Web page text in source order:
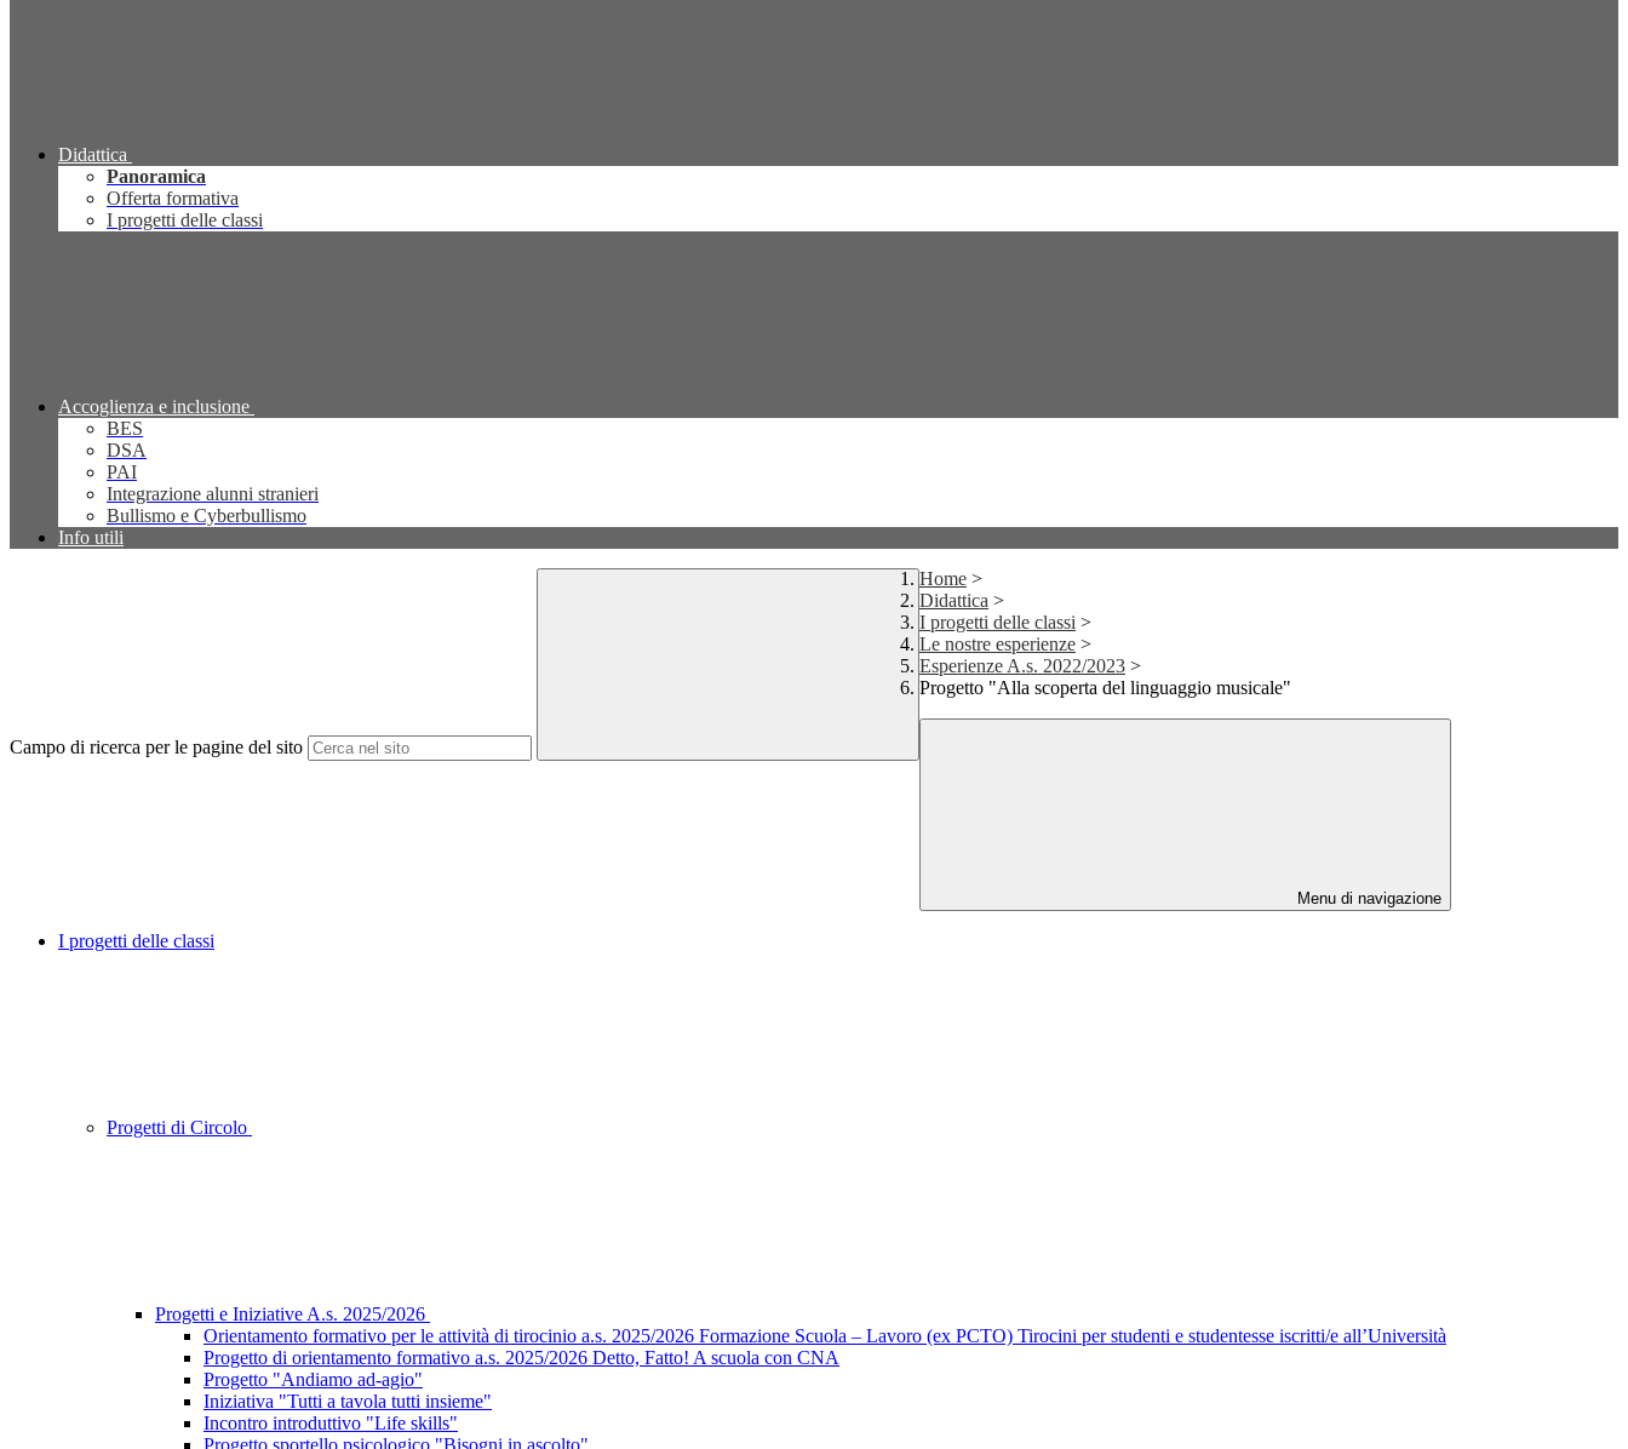
Didattica
Panoramica
Offerta formativa
I progetti delle classi
Accoglienza e inclusione
BES
DSA
PAI
Integrazione alunni stranieri
Bullismo e Cyberbullismo
Info utili
Campo di ricerca per le pagine del sito
Home >
Didattica >
I progetti delle classi >
Le nostre esperienze >
Esperienze A.s. 2022/2023 >
Progetto "Alla scoperta del linguaggio musicale"
Menu di navigazione
I progetti delle classi
Progetti di Circolo
Progetti e Iniziative A.s. 2025/2026
Orientamento formativo per le attività di tirocinio a.s. 2025/2026 Formazione Scuola – Lavoro (ex PCTO) Tirocini per studenti e studentesse iscritti/e all’Università
Progetto di orientamento formativo a.s. 2025/2026 Detto, Fatto! A scuola con CNA
Progetto "Andiamo ad-agio"
Iniziativa "Tutti a tavola tutti insieme"
Incontro introduttivo "Life skills"